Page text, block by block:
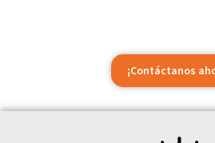
¡Contáctanos